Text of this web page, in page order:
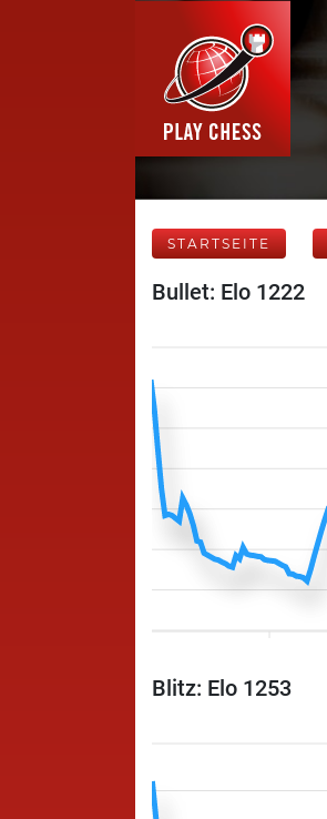
STARTSEITE
Bullet: Elo 1222
Blitz: Elo 1253